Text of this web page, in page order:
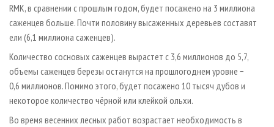
RMK, в сравнении с прошлым годом, будет посажено на 3 миллиона
саженцев больше. Почти половину высаженных деревьев составят
ели (6,1 миллиона саженцев).
Количество сосновых саженцев вырастет с 3,6 миллионов до 5,7,
объемы саженцев березы останутся на прошлогоднем уровне −
0,6 миллионов. Помимо этого, будет посажено 10 тысяч дубов и
некоторое количество чёрной или клейкой ольхи.
Во время весенних лесных работ возрастает необходимость в